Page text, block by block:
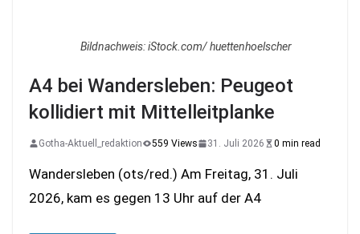
Bildnachweis: iStock.com/ huettenhoelscher
A4 bei Wandersleben: Peugeot
kollidiert mit Mittelleitplanke
Gotha-Aktuell_redaktion 559 Views 31. Juli 2026 0 min read
Wandersleben (ots/red.) Am Freitag, 31. Juli
2026, kam es gegen 13 Uhr auf der A4